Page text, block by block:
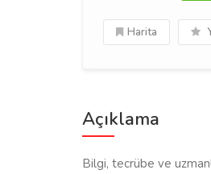
Harita
Açıklama
Bilgi, tecrübe ve